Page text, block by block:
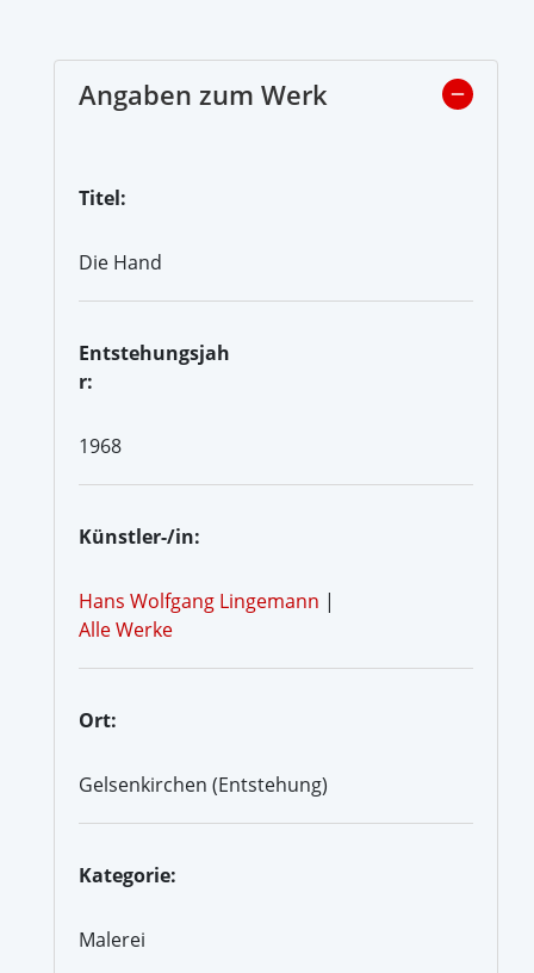
Angaben zum Werk
Titel:
Die Hand
Entstehungsjah
r:
1968
Künstler-/in:
Hans Wolfgang Lingemann |
Alle Werke
Ort:
Gelsenkirchen (Entstehung)
Kategorie:
Malerei